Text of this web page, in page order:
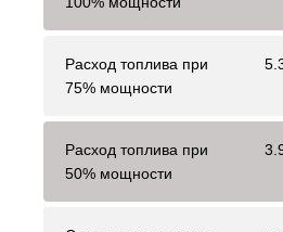
Расход топлива при
75% мощности
Расход топлива при
50% мощности